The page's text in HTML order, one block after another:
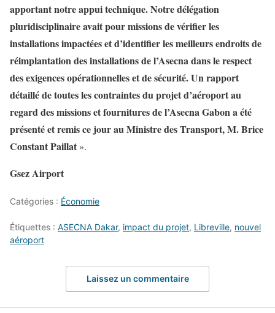
apportant notre appui technique. Notre délégation
pluridisciplinaire avait pour missions de vérifier les
installations impactées et d’identifier les meilleurs endroits de
réimplantation des installations de l’Asecna dans le respect
des exigences opérationnelles et de sécurité. Un rapport
détaillé de toutes les contraintes du projet d’aéroport au
regard des missions et fournitures de l’Asecna Gabon a été
présenté et remis ce jour au Ministre des Transport, M. Brice
Constant Paillat ».
Gsez Airport
Catégories : Économie
Étiquettes : ASECNA Dakar, impact du projet, Libreville, nouvel
aéroport
Laissez un commentaire